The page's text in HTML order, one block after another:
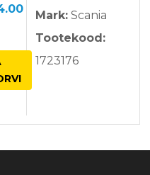
Praegune
hind
on:
Mark: Scania
Tootekood:
1723176